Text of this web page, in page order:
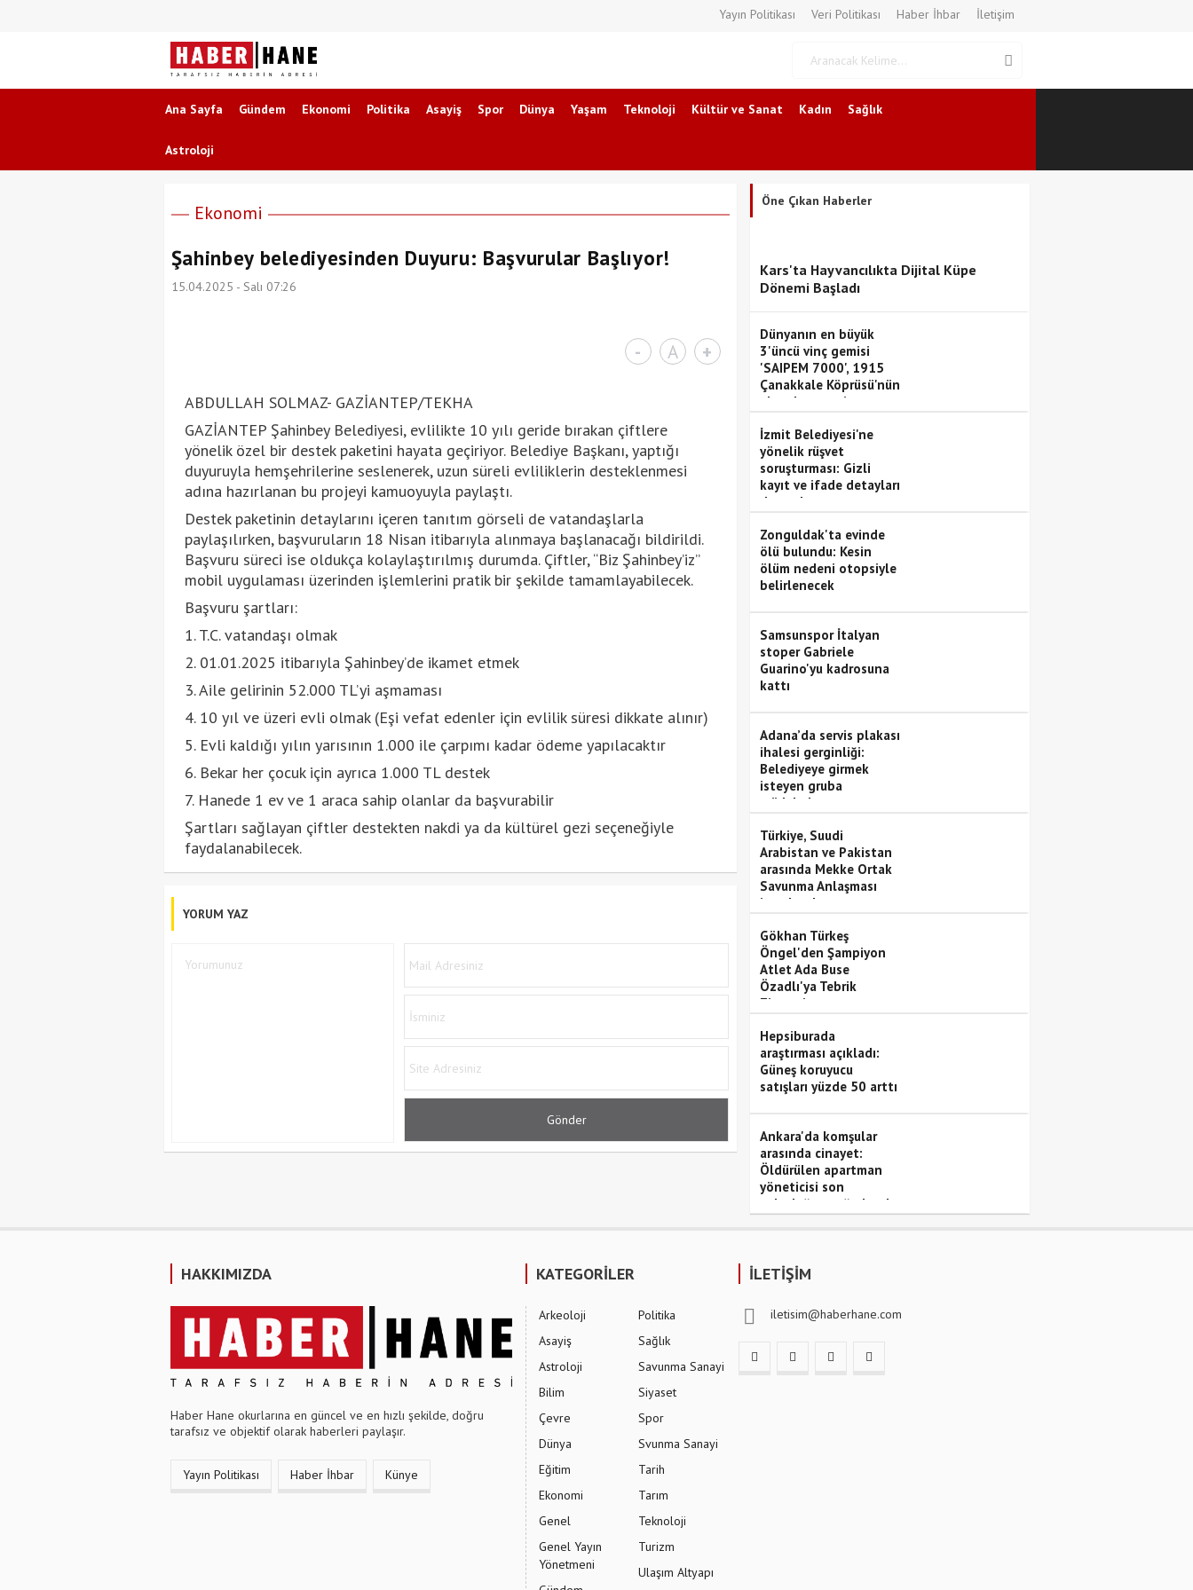
Yayın Politikası Veri Politikası Haber İhbar İletişim
Ana Sayfa Gündem Ekonomi Politika Asayiş Spor Dünya Yaşam Teknoloji Kültür ve Sanat Kadın Sağlık
Astroloji
Ekonomi
Şahinbey belediyesinden Duyuru: Başvurular Başlıyor!
15.04.2025 - Salı 07:26
- A +
ABDULLAH SOLMAZ- GAZİANTEP/TEKHA
GAZİANTEP Şahinbey Belediyesi, evlilikte 10 yılı geride bırakan çiftlere
yönelik özel bir destek paketini hayata geçiriyor. Belediye Başkanı, yaptığı
duyuruyla hemşehrilerine seslenerek, uzun süreli evliliklerin desteklenmesi
adına hazırlanan bu projeyi kamuoyuyla paylaştı.
Destek paketinin detaylarını içeren tanıtım görseli de vatandaşlarla
paylaşılırken, başvuruların 18 Nisan itibarıyla alınmaya başlanacağı bildirildi.
Başvuru süreci ise oldukça kolaylaştırılmış durumda. Çiftler, “Biz Şahinbey’iz”
mobil uygulaması üzerinden işlemlerini pratik bir şekilde tamamlayabilecek.
Başvuru şartları:
1. T.C. vatandaşı olmak
2. 01.01.2025 itibarıyla Şahinbey’de ikamet etmek
3. Aile gelirinin 52.000 TL’yi aşmaması
4. 10 yıl ve üzeri evli olmak (Eşi vefat edenler için evlilik süresi dikkate alınır)
5. Evli kaldığı yılın yarısının 1.000 ile çarpımı kadar ödeme yapılacaktır
6. Bekar her çocuk için ayrıca 1.000 TL destek
7. Hanede 1 ev ve 1 araca sahip olanlar da başvurabilir
Şartları sağlayan çiftler destekten nakdi ya da kültürel gezi seçeneğiyle
faydalanabilecek.
YORUM YAZ
Öne Çıkan Haberler
Kars'ta Hayvancılıkta Dijital Küpe
Dönemi Başladı
Dünyanın en büyük
3'üncü vinç gemisi
'SAIPEM 7000', 1915
Çanakkale Köprüsü'nün
altından geçti
İzmit Belediyesi'ne
yönelik rüşvet
soruşturması: Gizli
kayıt ve ifade detayları
dosyada
Zonguldak'ta evinde
ölü bulundu: Kesin
ölüm nedeni otopsiyle
belirlenecek
Samsunspor İtalyan
stoper Gabriele
Guarino'yu kadrosuna
kattı
Adana’da servis plakası
ihalesi gerginliği:
Belediyeye girmek
isteyen gruba
müdahale
Türkiye, Suudi
Arabistan ve Pakistan
arasında Mekke Ortak
Savunma Anlaşması
imzalandı
Gökhan Türkeş
Öngel'den Şampiyon
Atlet Ada Buse
Özadlı'ya Tebrik
Ziyareti
Hepsiburada
araştırması açıkladı:
Güneş koruyucu
satışları yüzde 50 arttı
Ankara'da komşular
arasında cinayet:
Öldürülen apartman
yöneticisi son
yolculuğuna uğurlandı
HAKKIMIZDA
Haber Hane okurlarına en güncel ve en hızlı şekilde, doğru
tarafsız ve objektif olarak haberleri paylaşır.
Yayın Politikası Haber İhbar Künye
KATEGORİLER
Arkeoloji
Asayiş
Astroloji
Bilim
Çevre
Dünya
Eğitim
Ekonomi
Genel
Genel Yayın
Yönetmeni
Politika
Sağlık
Savunma Sanayi
Siyaset
Spor
Svunma Sanayi
Tarih
Tarım
Teknoloji
Turizm
Ulaşım Altyapı
İLETİŞİM
iletisim@haberhane.com